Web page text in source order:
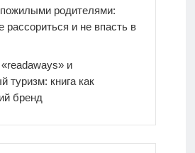
родителями:
рассориться и не впасть в
и
туризм: книга как
бренд